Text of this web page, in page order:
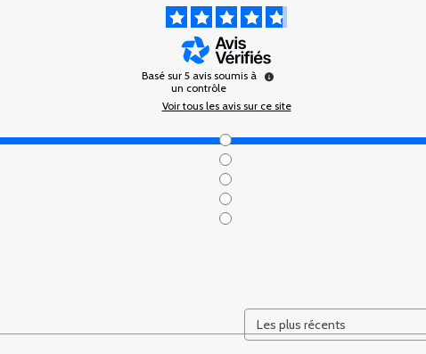
Basé sur 5 avis soumis à
un contrôle
Voir tous les avis sur ce site